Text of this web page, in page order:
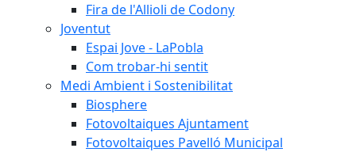
Fira de l'Allioli de Codony
Joventut
Espai Jove - LaPobla
Com trobar-hi sentit
Medi Ambient i Sostenibilitat
Biosphere
Fotovoltaiques Ajuntament
Fotovoltaiques Pavelló Municipal